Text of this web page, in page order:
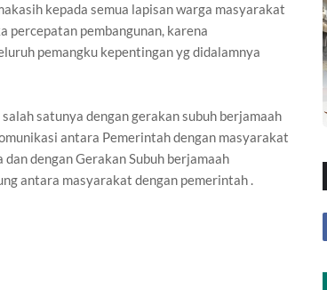
kepada semua lapisan warga masyarakat
percepatan pembangunan, karena
pemangku kepentingan yg didalamnya
satunya dengan gerakan subuh berjamaah
antara Pemerintah dengan masyarakat
dengan Gerakan Subuh berjamaah
antara masyarakat dengan pemerintah .